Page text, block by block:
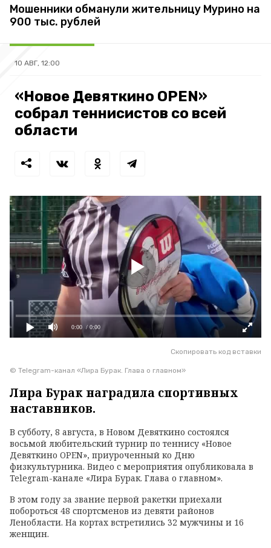
Мошенники обманули жительницу Мурино на
900 тыс. рублей
10 АВГ, 12:00
«Новое Девяткино OPEN»
собрал теннисистов со всей
области
0:00 / 0:00
Скопировать код вставки
© Telegram-канал «Лира Бурак. Глава о главном»
Лира Бурак наградила спортивных
наставников.
В субботу, 8 августа, в Новом Девяткино состоялся
восьмой любительский турнир по теннису «Новое
Девяткино OPEN», приуроченный ко Дню
физкультурника. Видео с мероприятия опубликовала в
Telegram-канале «Лира Бурак. Глава о главном».
В этом году за звание первой ракетки приехали
побороться 48 спортсменов из девяти районов
Ленобласти. На кортах встретились 32 мужчины и 16
женщин.